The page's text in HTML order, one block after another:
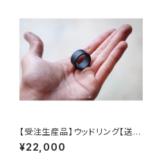
【受注生産品】ウッドリング【送料
無料】Wood ring
¥22,000